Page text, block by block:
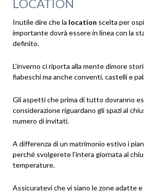
LOCATION
Inutile dire che la location scelta per
importante dovrà essere in linea con la
definito.
L’inverno ci riporta alla mente dimore
fiabeschi ma anche conventi, castelli e
Gli aspetti che prima di tutto dovranno
considerazione riguardano gli spazi al
numero di invitati.
A differenza di un matrimonio estivo i
perché svolgerete l’intera giornata al
temperature.
Assicuratevi che vi siano le zone adatte